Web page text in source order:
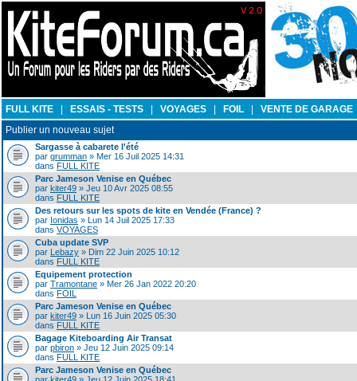
FULL KITE ESSAIS - TESTS VOYAGES FOIL VENTE DE GARAGE
Publier un nouveau sujet
Sargasse à cabarete l'été
par grumman » Mer 16 Juil 2025 14:31
dans FULL KITE
Parc Jameson Venise en Québec
par kiter49 » Jeu 10 Avr 2025 08:55
dans FULL KITE
Des retours sur les spots de kite en Vendée (France) ?
par Ionidas » Lun 14 Juil 2025 17:33
dans VOYAGES
Cuba update SVP
par Lebazy » Dim 22 Juin 2025 10:12
dans FULL KITE
Equipement protection
par Tramontane » Mer 26 Jan 2022 20:20
dans FOIL
Parc Jameson Venise en Québec
par kiter49 » Lun 16 Juin 2025 05:30
dans FULL KITE
Bagage Kiteboarding Air Transat
par pbiron » Jeu 12 Juin 2025 09:14
dans FULL KITE
Parc Jameson Venise en Québec